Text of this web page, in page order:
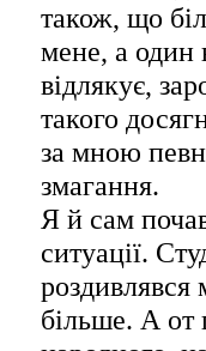
також, що
мене, а один
відлякує,
такого
за мною
змагання.
Я й сам
ситуації.
роздивлявся
більше. А от